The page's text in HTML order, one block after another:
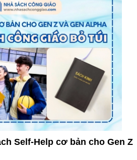
Self-Help cơ bản cho Gen Z